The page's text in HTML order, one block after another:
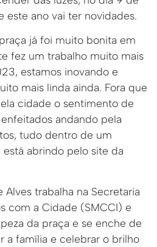
este ano vai ter novidades.
já foi muito bonita em
fez um trabalho muito mais
estamos inovando e
mais linda ainda. Fora que
cidade o sentimento de
andando pela
tudo dentro de um
abrindo pelo site da
Alves trabalha na Secretaria
com a Cidade (SMCCI) e
da praça e se enche de
a família e celebrar o brilho